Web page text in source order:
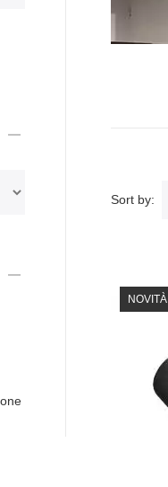
Sort by:
NOVITÀ